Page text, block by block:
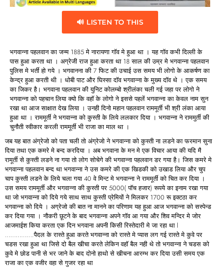
🔊 LISTEN TO THIS
भगवान्ना पहलवान का जन्म 1885 मे नारायणा गॉव मे हुआ था । यह गॉव कभी दिल्ली के
पास हुआ करता था । अग्रेजी राज हुआ करता था 18 साल की उम्र मे भगवान्ना पहलवान
पुलिस मे भर्ती हो गये । भगवानना की 7 फिट की उचाई उस समय भी लोगो के आकर्षण का
केन्द्र हुआ करती थी । धोबी पाट और घिस्सा दॉव भगवान्ना के मुख्य दॉव थे । एक समय
का जिकर है। भगवाना पहलवान की युनिट कोलम्बो श्रीलंका चली गई जहा पर लोगो ने
भगवान्ना को पहचान लिया क्यो कि वहॉ के लोगो ने इससे पहलें भगवान्ना का केवल नाम सुन
रखा था आज साक्षात देख लिया । उनही दिनो महान पहलवान राममूर्ती भी श्री लंका आया
हुआ था । राममूर्ती ने भगवान्ना को कुस्ती के लिये ललकार दिया । भगवान्ना ने राममुर्ती की
चुनौती स्वीकार करली राममूर्ती भी राजा का माल था ।
जब यह बात अंग्रेजो को पता चली तो अंग्रेजो ने भगवान्ना को कुस्ती ना लडने का फरमान सुना
दिया तथा एक कमरे मे बन्द करदिया । अब भगवाना के मन मे एक विचार आया की यदि मै
रामूर्ती से कुस्ती लडने ना गया तो लोग सोचेगे की भगवान्ना पहलवान डर गया है। जिस कमरे मे
भगवान्ना पहलवान बन्द था भगवान्ना ने उस कमरे की एक खिडकी को उखाड लिया और चुप
चाप कुस्ती लडने के लिये चला गया 40 वे मिन्ट मे भगवान्ना ने राममूर्ती को चित कर दिया ।
उस समय राममूर्ती और भगवान्ना की कुस्ती पर 5000( पॉच हजार) रूपये का इनाम रखा गया
था जो भगवान्ना को दिये गये साथ साथ कुस्ती प्रेमियों ने मिलकर 1700 रू इक्टठा कर
भगवान्ना को दिये । अग्रेजो की बात ना मानने का परिणाम यह हुआ आज भगवान्ना को सस्पेन्ड
कर दिया गया । नौकरी छूटने के बाद भगवान्ना अपने गॉव आ गया और शिव मन्दिर मे जोर
आजमाईश किया करता एक दिन भगवाना अपनी किसी रिस्तेदारी मे जा रहा था l
…………….पैदल के रास्ते हुआ करते भगवान्ना को रास्ते मे प्यास लग गई रास्ते मे कुवे पर
चडस रखा हुआ था जिसे दो बैल खीचा करते लेकिन वहॉ बैल नही थे तो भगवान्ना ने चडस को
कुवे मे छोड पानी से भर जाने के बाद दोनो हाथो से खीचना आरम्भ कर दिया उसी समय एक
राजा का एक वजीर वहा से गुजर रहा था